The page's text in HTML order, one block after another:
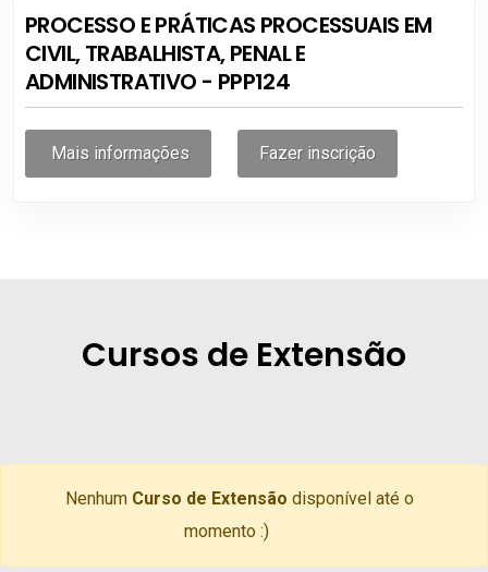
PROCESSO E PRÁTICAS PROCESSUAIS EM
CIVIL, TRABALHISTA, PENAL E
ADMINISTRATIVO - PPP124
Mais informações Fazer inscrição
Cursos de Extensão
Nenhum Curso de Extensão disponível até o
momento :)